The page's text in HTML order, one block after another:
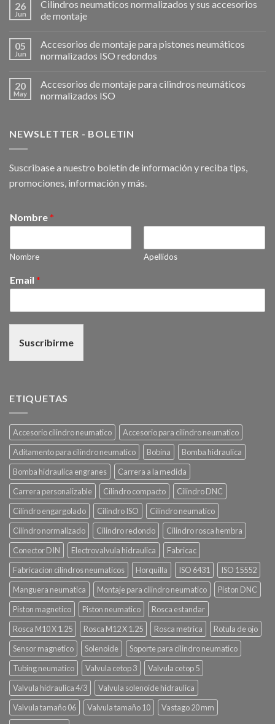
26
Jun
Cilindros neumaticos normalizados y sus accesorios
de montaje
05
Jun
Accesorios de montaje para pistones neumáticos
normalizados ISO redondos
20
May
Accesorios de montaje para cilindros neumáticos
normalizados ISO
NEWSLETTER - BOLETIN
Suscribase a nuestro boletín de información y reciba tips,
promociones, información y más.
Nombre *
Nombre Apellidos
Email *
Suscribirme
ETIQUETAS
Accesorio cilindro neumatico
Accesorio para cilindro neumatico
Aditamento para cilindro neumatico
Bobina
Bomba hidraulica
Bomba hidraulica engranes
Carrera a la medida
Carrera personalizable
Cilindro compacto
Cilindro DNC
Cilindro engargolado
Cilindro ISO
Cilindro neumatico
Cilindro normalizado
Cilindro redondo
Cilindro rosca hembra
Conector DIN
Electrovalvula hidraulica
Fabricac
Fabricacion cilindros neumaticos
Horquilla ISO 6431
ISO 15552
Manguera neumatica
Montaje para cilindro neumatico
Piston DNC
Piston magnetico
Piston neumatico
Rosca estandar
Rosca M10 X 1.25
Rosca M12 X 1.25 Rosca metrica
Rotula de ojo
Sensor magnetico
Solenoide
Soporte para cilindro neumatico
Tubing neumatico
Valvula cetop 3
Valvula cetop 5
Valvula hidraulica 4/3
Valvula solenoide hidraulica
Valvula tamaño 06
Valvula tamaño 10
Vastago 20 mm